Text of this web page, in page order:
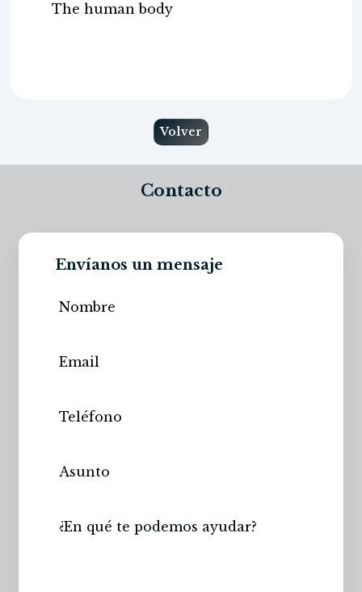
The human body
Volver
Contacto
Envíanos un mensaje